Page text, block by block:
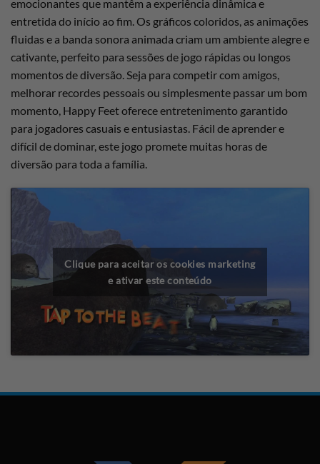
emocionantes que mantêm a experiência dinâmica e
entretida do início ao fim. Os gráficos coloridos, as animações
fluidas e a banda sonora animada criam um ambiente alegre e
cativante, perfeito para sessões de jogo rápidas ou longos
momentos de diversão. Seja para competir com amigos,
melhorar recordes pessoais ou simplesmente passar um bom
momento, Happy Feet oferece entretenimento garantido
para jogadores casuais e entusiastas. Fácil de aprender e
difícil de dominar, este jogo promete muitas horas de
diversão para toda a família.
Clique para aceitar os cookies marketing
e ativar este conteúdo